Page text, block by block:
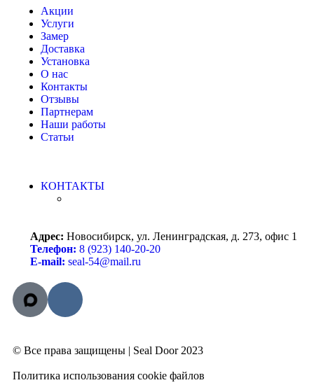
Акции
Услуги
Замер
Доставка
Установка
О нас
Контакты
Отзывы
Партнерам
Наши работы
Статьи
КОНТАКТЫ
Адрес: Новосибирск, ул. Ленинградская, д. 273, офис 1
Телефон: 8 (923) 140-20-20
E-mail: seal-54@mail.ru
© Все права защищены | Seal Door 2023
Политика использования cookie файлов